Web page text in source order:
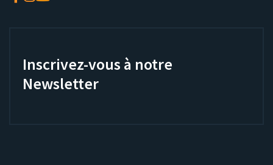
Inscrivez-vous à notre
Newsletter